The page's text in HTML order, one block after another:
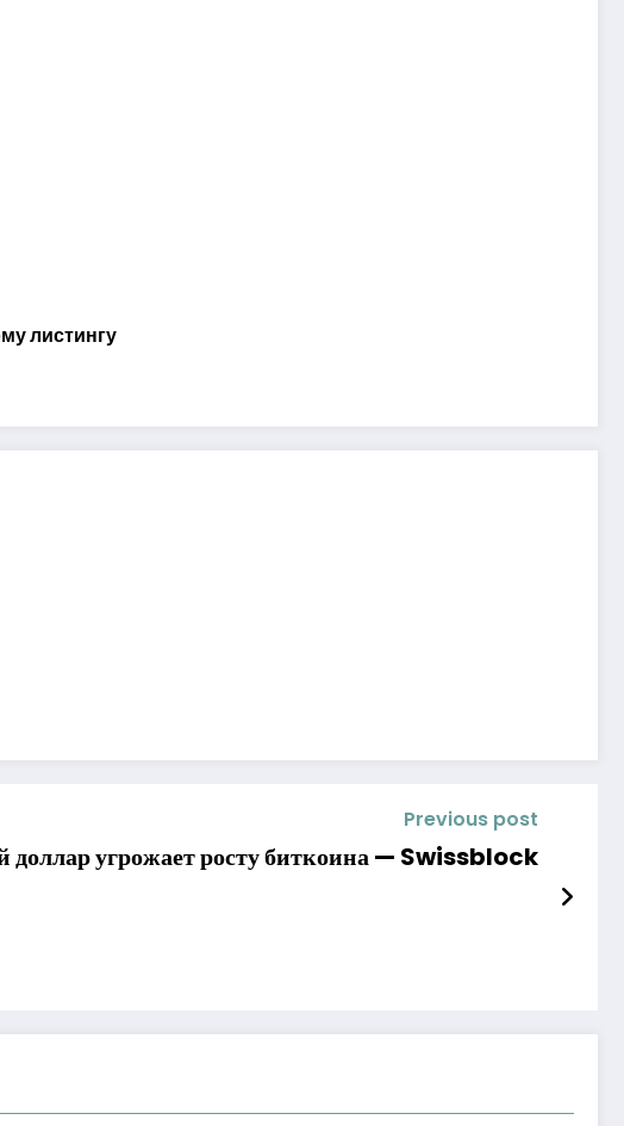
листингу
Previous post
доллар угрожает росту биткоина — Swissblock